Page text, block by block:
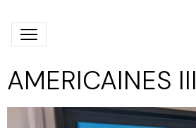
AMERICAINES III